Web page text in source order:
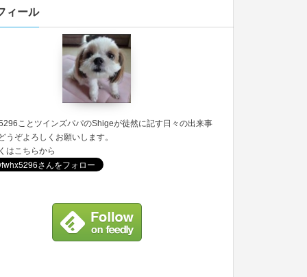
ィール
ことツインズパパのShigeが徒然に記す日々の出来事
うぞよろしくお願いします。
はこちらから